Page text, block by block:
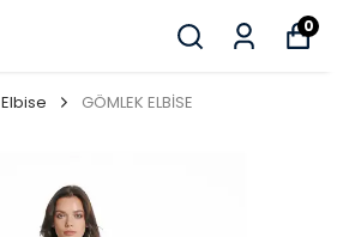
0
Elbise GÖMLEK ELBİSE